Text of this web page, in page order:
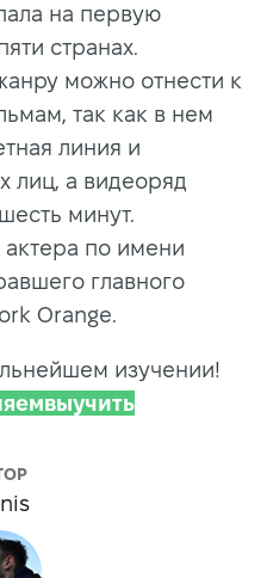
на первую
странах.
можно отнести к
так как в нем
линия и
лиц, а видеоряд
минут.
по имени
главного
Orange.
изучении!